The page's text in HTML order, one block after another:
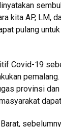
kita AP, LM,
pulang
Covid-19
provinsi